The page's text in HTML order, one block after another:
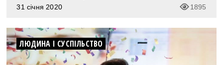
31 січня 2020 1895
ЛЮДИНА І СУСПІЛЬСТВО